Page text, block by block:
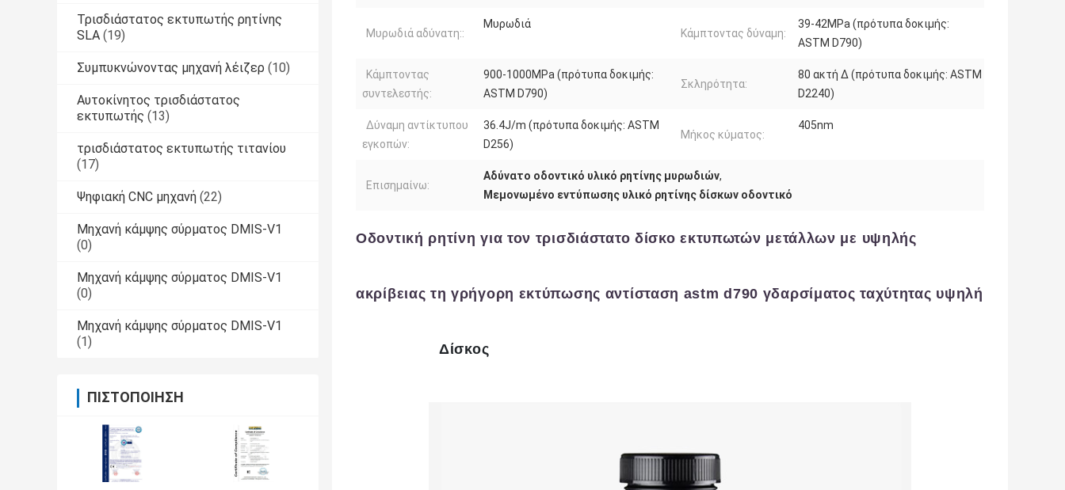
Τρισδιάστατος εκτυπωτής ρητίνης
SLA (19)
Συμπυκνώνοντας μηχανή λέιζερ (10)
Αυτοκίνητος τρισδιάστατος
εκτυπωτής (13)
τρισδιάστατος εκτυπωτής τιτανίου
(17)
Ψηφιακή CNC μηχανή (22)
Μηχανή κάμψης σύρματος DMIS-V1
(0)
Μηχανή κάμψης σύρματος DMIS-V1
(0)
Μηχανή κάμψης σύρματος DMIS-V1
(1)
ΠΙΣΤΟΠΟΊΗΣΗ
Μυρωδιά αδύνατη::
Μυρωδιά
Κάμπτοντας δύναμη:
39-42MPa (πρότυπα δοκιμής:
ASTM D790)
Κάμπτοντας
συντελεστής:
900-1000MPa (πρότυπα δοκιμής:
ASTM D790)
Σκληρότητα:
80 ακτή Δ (πρότυπα δοκιμής: ASTM
D2240)
Δύναμη αντίκτυπου
εγκοπών:
36.4J/m (πρότυπα δοκιμής: ASTM
D256)
Μήκος κύματος:
405nm
Επισημαίνω:
Αδύνατο οδοντικό υλικό ρητίνης μυρωδιών,
Μεμονωμένο εντύπωσης υλικό ρητίνης δίσκων οδοντικό
Οδοντική ρητίνη για τον τρισδιάστατο δίσκο εκτυπωτών μετάλλων με υψηλής
ακρίβειας τη γρήγορη εκτύπωσης αντίσταση astm d790 γδαρσίματος ταχύτητας υψηλή
Δίσκος